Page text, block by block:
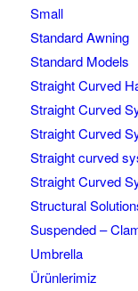
Small
Standard Awning
Standard Models
Straight Curved
Straight Curved
Straight Curved
Straight curved
Straight Curved
Structural
Suspended –
Umbrella
Ürünlerimiz